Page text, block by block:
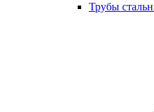
Трубы